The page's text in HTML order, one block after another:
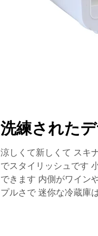
洗練された
涼しくて新しくて スキ
でスタイリッシュです
できます 内側がワイン
プルさで 迷你な冷蔵庫